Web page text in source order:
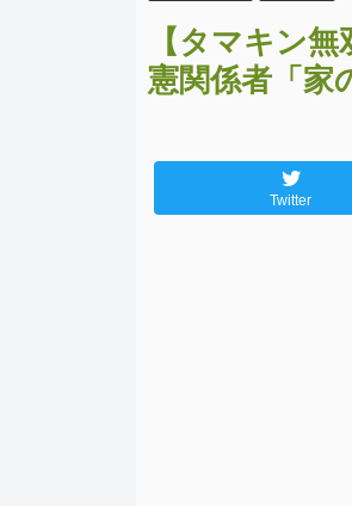
【タマキン
憲関係者「家
Twitter